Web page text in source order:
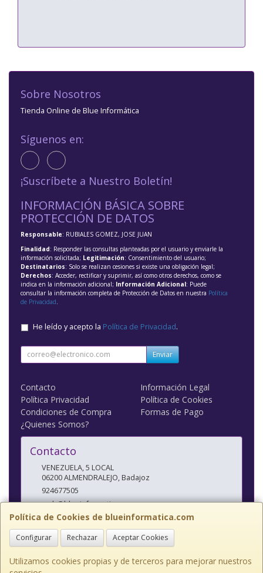
Política de Cookies de blueinformatica.com
Configurar Rechazar Aceptar Cookies
Utilizamos cookies propias y de terceros para mejorar nuestros
Sobre Nosotros
Tienda Online de Blue Informática
Síguenos en:
¡Suscríbete a Nuestro Boletín!
INFORMACIÓN BÁSICA SOBRE
PROTECCIÓN DE DATOS
Responsable: RUBIALES GOMEZ, JOSE JUAN
Finalidad: Responder las consultas planteadas por el usuario y enviarle la
información solicitada; Legitimación: Consentimiento del usuario;
Destinatarios: Solo se realizan cesiones si existe una obligación legal;
Derechos: Acceder, rectificar y suprimir, así como otros derechos, como se
indica en la información adicional; Información Adicional: Puede
consultar la información completa de Protección de Datos en nuestra Política
de Privacidad
He leído y acepto la Política de Privacidad.
Enviar
Contacto
Información Legal
Política Privacidad
Política de Cookies
Condiciones de Compra
Formas de Pago
¿Quienes Somos?
Contacto
VENEZUELA, 5 LOCAL
06200ALMENDRALEJO,Badajoz
924677505
web@blueinformatica.com
Horario
10 a 14 Y 17 a 20:30